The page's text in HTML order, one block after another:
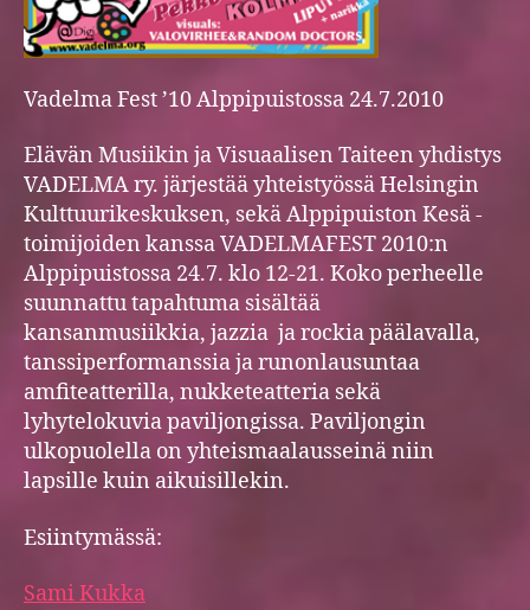
Vadelma Fest ’10 Alppipuistossa 24.7.2010
Elävän Musiikin ja Visuaalisen Taiteen yhdistys
VADELMA ry. järjestää yhteistyössä Helsingin
Kulttuurikeskuksen, sekä Alppipuiston Kesä -
toimijoiden kanssa VADELMAFEST 2010:n
Alppipuistossa 24.7. klo 12-21. Koko perheelle
suunnattu tapahtuma sisältää
kansanmusiikkia, jazzia ja rockia päälavalla,
tanssiperformanssia ja runonlausuntaa
amfiteatterilla, nukketeatteria sekä
lyhytelokuvia paviljongissa. Paviljongin
ulkopuolella on yhteismaalausseinä niin
lapsille kuin aikuisillekin.
Esiintymässä:
Sami Kukka